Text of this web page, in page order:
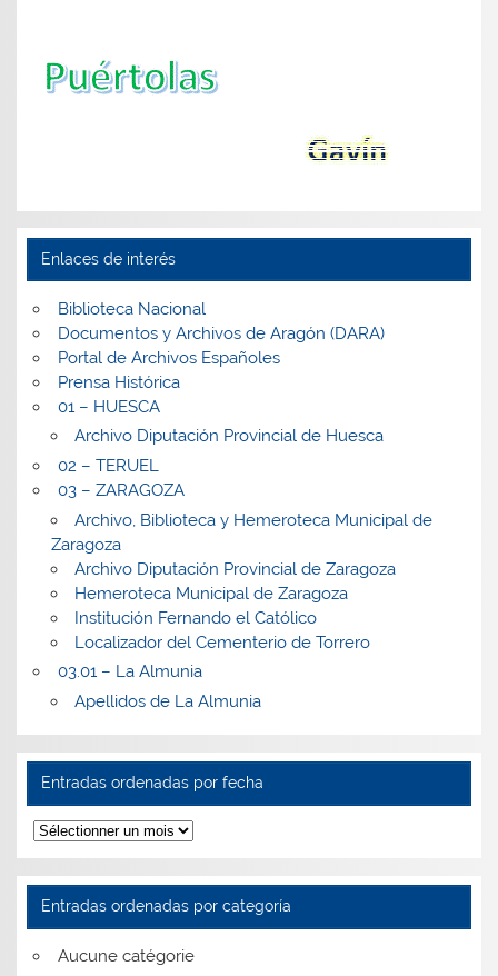
Enlaces de interés
Biblioteca Nacional
Documentos y Archivos de Aragón (DARA)
Portal de Archivos Españoles
Prensa Histórica
01 – HUESCA
Archivo Diputación Provincial de Huesca
02 – TERUEL
03 – ZARAGOZA
Archivo, Biblioteca y Hemeroteca Municipal de
Zaragoza
Archivo Diputación Provincial de Zaragoza
Hemeroteca Municipal de Zaragoza
Institución Fernando el Católico
Localizador del Cementerio de Torrero
03.01 – La Almunia
Apellidos de La Almunia
Entradas ordenadas por fecha
Entradas
ordenadas
por
fecha
Entradas ordenadas por categoría
Aucune catégorie